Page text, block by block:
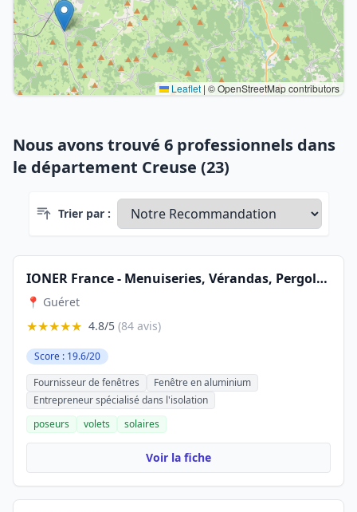
Leaflet | © OpenStreetMap contributors
Nous avons trouvé 6 professionnels dans
le département Creuse (23)
Trier par :
IONER France - Menuiseries, Vérandas, Pergolas, Carports, Portails en Creuse
📍 Guéret
★★★★★ 4.8/5 (84 avis)
Score : 19.6/20
Fournisseur de fenêtres
Fenêtre en aluminium
Entrepreneur spécialisé dans l'isolation
poseurs
volets solaires
Voir la fiche